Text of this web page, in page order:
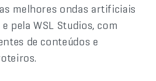
melhores ondas artificiais
pela WSL Studios, com
de conteúdos e